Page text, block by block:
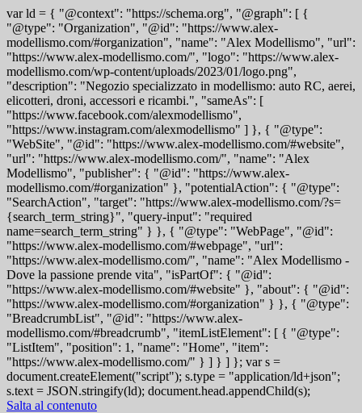
var ld = { "@context": "https://schema.org", "@graph": [ {
"@type": "Organization", "@id": "https://www.alex-
modellismo.com/#organization", "name": "Alex Modellismo", "url":
"https://www.alex-modellismo.com/", "logo": "https://www.alex-
modellismo.com/wp-content/uploads/2023/01/logo.png",
"description": "Negozio specializzato in modellismo: auto RC, aerei,
elicotteri, droni, accessori e ricambi.", "sameAs": [
"https://www.facebook.com/alexmodellismo",
"https://www.instagram.com/alexmodellismo" ] }, { "@type":
"WebSite", "@id": "https://www.alex-modellismo.com/#website",
"url": "https://www.alex-modellismo.com/", "name": "Alex
Modellismo", "publisher": { "@id": "https://www.alex-
modellismo.com/#organization" }, "potentialAction": { "@type":
"SearchAction", "target": "https://www.alex-modellismo.com/?s=
{search_term_string}", "query-input": "required
name=search_term_string" } }, { "@type": "WebPage", "@id":
"https://www.alex-modellismo.com/#webpage", "url":
"https://www.alex-modellismo.com/", "name": "Alex Modellismo -
Dove la passione prende vita", "isPartOf": { "@id":
"https://www.alex-modellismo.com/#website" }, "about": { "@id":
"https://www.alex-modellismo.com/#organization" } }, { "@type":
"BreadcrumbList", "@id": "https://www.alex-
modellismo.com/#breadcrumb", "itemListElement": [ { "@type":
"ListItem", "position": 1, "name": "Home", "item":
"https://www.alex-modellismo.com/" } ] } ] }; var s =
document.createElement("script"); s.type = "application/ld+json";
s.text = JSON.stringify(ld); document.head.appendChild(s);
Salta al contenuto